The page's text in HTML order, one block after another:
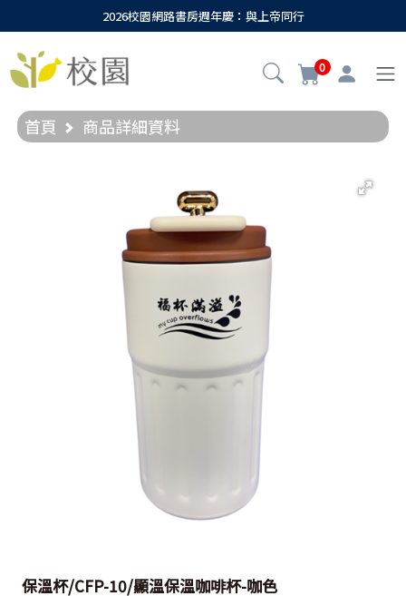
2026校園網路書房週年慶：與上帝同行
0
首頁 商品詳細資料
保溫杯/CFP-10/顯溫保溫咖啡杯-咖色